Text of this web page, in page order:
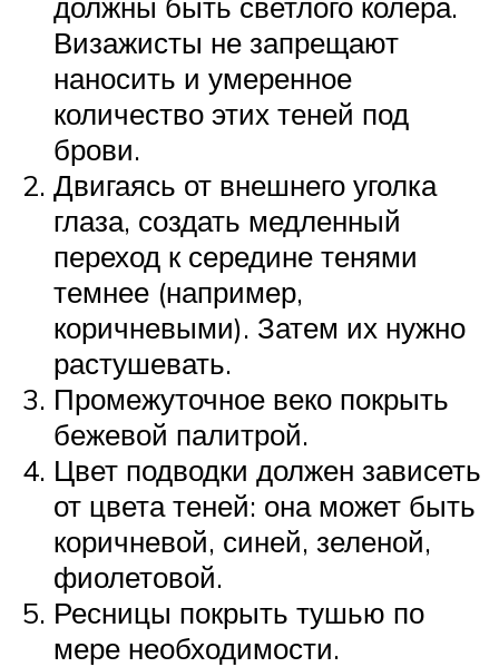
Визажисты не запрещают
наносить и умеренное
количество этих теней под
брови.
Двигаясь от внешнего уголка
глаза, создать медленный
переход к середине тенями
темнее (например,
коричневыми). Затем их нужно
растушевать.
Промежуточное веко покрыть
бежевой палитрой.
Цвет подводки должен зависеть
от цвета теней: она может быть
коричневой, синей, зеленой,
фиолетовой.
Ресницы покрыть тушью по
мере необходимости.